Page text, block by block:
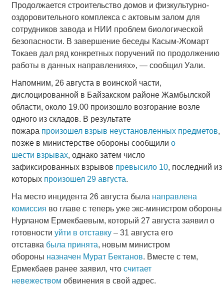
Продолжается строительство домов и физкультурно-
оздоровительного комплекса с актовым залом для
сотрудников завода и НИИ проблем биологической
безопасности. В завершение беседы Касым-Жомарт
Токаев дал ряд конкретных поручений по продолжению
работы в данных направлениях», — сообщил Уали.
Напомним, 26 августа в воинской части,
дислоцированной в Байзакском районе Жамбылской
области, около 19.00 произошло возгорание возле
одного из складов. В результате
пожара произошел взрыв неустановленных предметов,
позже в министерстве обороны сообщили о
шести взрывах, однако затем число
зафиксированных взрывов превысило 10, последний из
которых произошел 29 августа.
На место инцидента 26 августа была направлена
комиссия во главе с теперь уже экс-министром обороны
Нурланом Ермекбаевым, который 27 августа заявил о
готовности уйти в отставку– 31 августа его
отставка была принята, новым министром
обороны назначен Мурат Бектанов. Вместе с тем,
Ермекбаев ранее заявил, что считает
невежеством обвинения в свой адрес.